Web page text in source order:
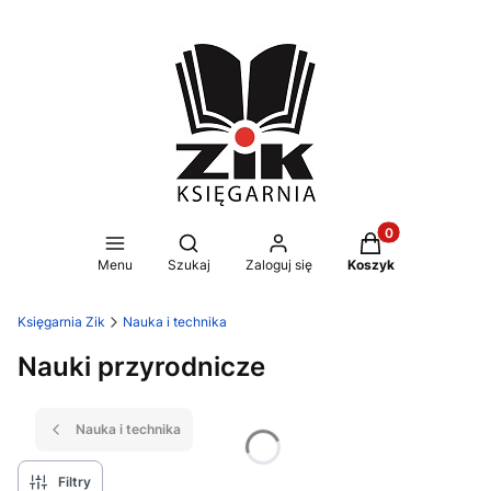
Menu
Otwórz wyszukiwarkę
Szukaj Zaloguj się
Produkty w
Koszyk
Księgarnia Zik Nauka i technika
Nauki przyrodnicze
Nauka i technika
Filtry